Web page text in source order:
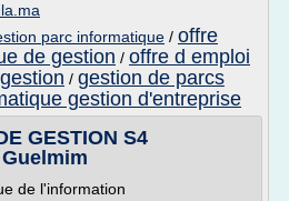
parc informatique / offre
de gestion / offre d emploi
/ gestion de parcs
gestion d'entreprise
GESTION S4
de l'information